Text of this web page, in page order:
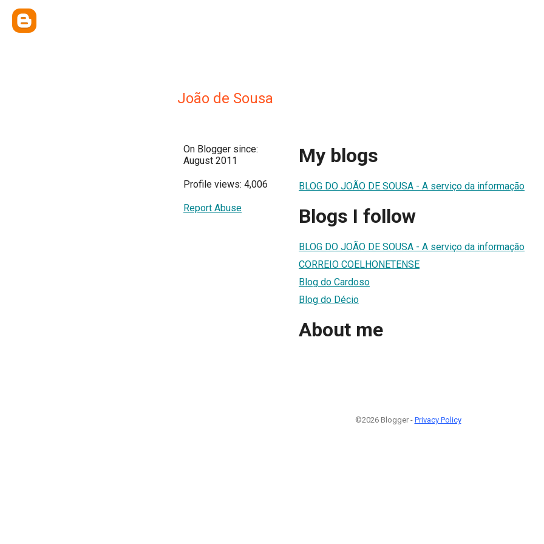
João de Sousa
On Blogger since:
August 2011
Profile views: 4,006
Report Abuse
My blogs
BLOG DO JOÃO DE SOUSA - A serviço da informação
Blogs I follow
BLOG DO JOÃO DE SOUSA - A serviço da informação
CORREIO COELHONETENSE
Blog do Cardoso
Blog do Décio
About me
©2026 Blogger - Privacy Policy